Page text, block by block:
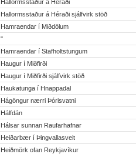
Hallormsstaður á Héraði
Hallormsstaður á Héraði sjálfvirk stöð
Hamraendar í Miðdölum
"
Hamraendar í Stafholtstungum
Haugur í Miðfirði
Haugur í Miðfirði sjálfvirk stöð
Haukatunga í Hnappadal
Hágöngur nærri Þórisvatni
Hálfdán
Hálsar sunnan Raufarhafnar
Heiðarbær í Þingvallasveit
Heiðmörk ofan Reykjavíkur